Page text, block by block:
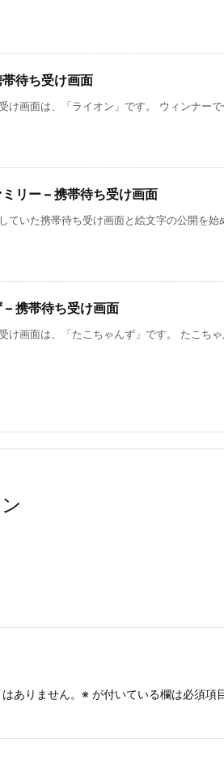
待ち受け画面
け画面は、「ライオン」です。 ウィンナー
リー – 携帯待ち受け画面
ていた携帯待ち受け画面と絵文字の公開を
– 携帯待ち受け画面
け画面は、「たこちゃんず」です。 たこち
ありません。 ※ が付いている欄は必須項